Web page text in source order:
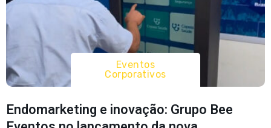
Eventos
Corporativos
Endomarketing e inovação: Grupo Bee